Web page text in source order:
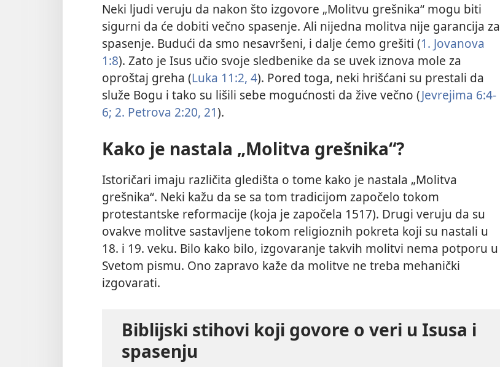
Neki ljudi veruju da nakon što izgovore „Molitvu grešnika“ mogu biti
sigurni da će dobiti večno spasenje. Ali nijedna molitva nije garancija za
spasenje. Budući da smo nesavršeni, i dalje ćemo grešiti (1. Jovanova
1:8). Zato je Isus učio svoje sledbenike da se uvek iznova mole za
oproštaj greha (Luka 11:2, 4). Pored toga, neki hrišćani su prestali da
služe Bogu i tako su lišili sebe mogućnosti da žive večno (Jevrejima 6:4-
6; 2. Petrova 2:20, 21).
Kako je nastala „Molitva grešnika“?
Istoričari imaju različita gledišta o tome kako je nastala „Molitva
grešnika“. Neki kažu da se sa tom tradicijom započelo tokom
protestantske reformacije (koja je započela 1517). Drugi veruju da su
ovakve molitve sastavljene tokom religioznih pokreta koji su nastali u
18. i 19. veku. Bilo kako bilo, izgovaranje takvih molitvi nema potporu u
Svetom pismu. Ono zapravo kaže da molitve ne treba mehanički
izgovarati.
Biblijski stihovi koji govore o veri u Isusa i
spasenju